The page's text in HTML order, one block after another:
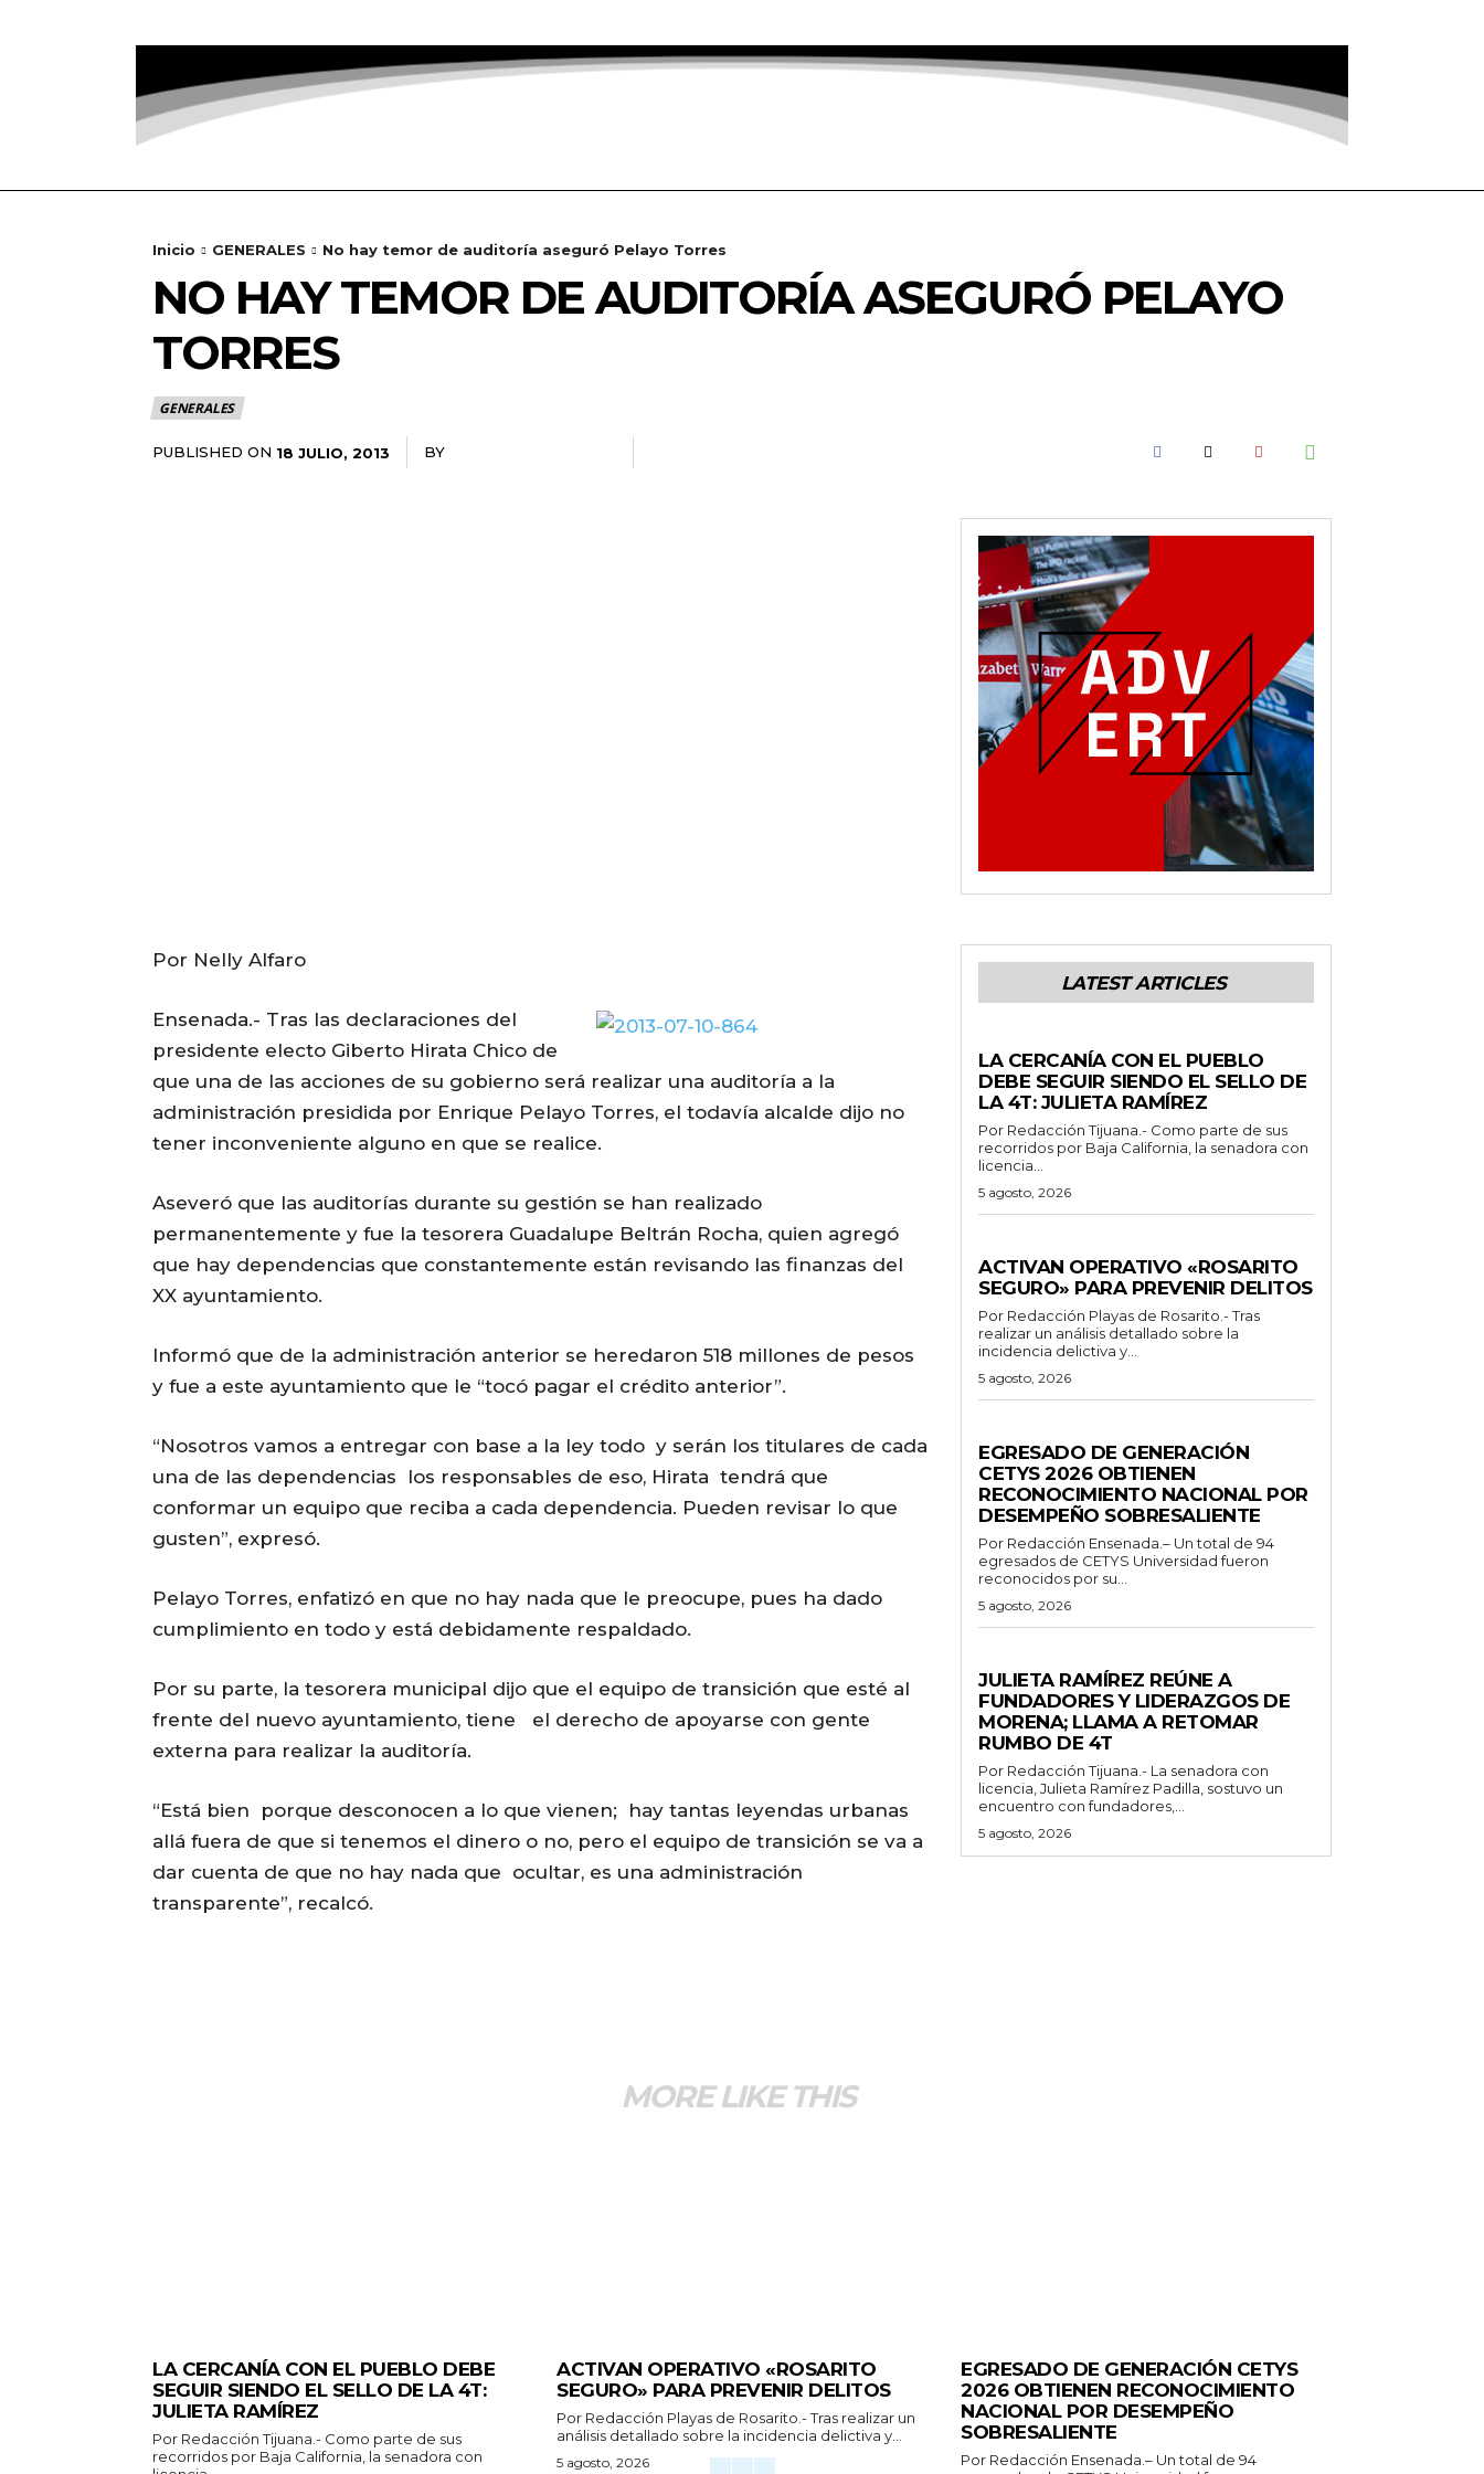
Inicio GENERALES No hay temor de auditoría aseguró Pelayo Torres
NO HAY TEMOR DE AUDITORÍA ASEGURÓ PELAYO
TORRES
GENERALES
PUBLISHED ON 18 JULIO, 2013 BY
Por Nelly Alfaro
Ensenada.- Tras las declaraciones del
presidente electo Giberto Hirata Chico de
que una de las acciones de su gobierno será realizar una auditoría a la
administración presidida por Enrique Pelayo Torres, el todavía alcalde dijo no
tener inconveniente alguno en que se realice.
Aseveró que las auditorías durante su gestión se han realizado
permanentemente y fue la tesorera Guadalupe Beltrán Rocha, quien agregó
que hay dependencias que constantemente están revisando las finanzas del
XX ayuntamiento.
Informó que de la administración anterior se heredaron 518 millones de pesos
y fue a este ayuntamiento que le “tocó pagar el crédito anterior”.
“Nosotros vamos a entregar con base a la ley todo y serán los titulares de cada
una de las dependencias los responsables de eso, Hirata tendrá que
conformar un equipo que reciba a cada dependencia. Pueden revisar lo que
gusten”, expresó.
Pelayo Torres, enfatizó en que no hay nada que le preocupe, pues ha dado
cumplimiento en todo y está debidamente respaldado.
Por su parte, la tesorera municipal dijo que el equipo de transición que esté al
frente del nuevo ayuntamiento, tiene el derecho de apoyarse con gente
externa para realizar la auditoría.
“Está bien porque desconocen a lo que vienen; hay tantas leyendas urbanas
allá fuera de que si tenemos el dinero o no, pero el equipo de transición se va a
dar cuenta de que no hay nada que ocultar, es una administración
transparente”, recalcó.
LATEST ARTICLES
LA CERCANÍA CON EL PUEBLO
DEBE SEGUIR SIENDO EL SELLO DE
LA 4T: JULIETA RAMÍREZ
Por Redacción Tijuana.- Como parte de sus
recorridos por Baja California, la senadora con
licencia...
5 agosto, 2026
ACTIVAN OPERATIVO «ROSARITO
SEGURO» PARA PREVENIR DELITOS
Por Redacción Playas de Rosarito.- Tras
realizar un análisis detallado sobre la
incidencia delictiva y...
5 agosto, 2026
EGRESADO DE GENERACIÓN
CETYS 2026 OBTIENEN
RECONOCIMIENTO NACIONAL POR
DESEMPEÑO SOBRESALIENTE
Por Redacción Ensenada.– Un total de 94
egresados de CETYS Universidad fueron
reconocidos por su...
5 agosto, 2026
JULIETA RAMÍREZ REÚNE A
FUNDADORES Y LIDERAZGOS DE
MORENA; LLAMA A RETOMAR
RUMBO DE 4T
Por Redacción Tijuana.- La senadora con
licencia, Julieta Ramírez Padilla, sostuvo un
encuentro con fundadores,...
5 agosto, 2026
MORE LIKE THIS
LA CERCANÍA CON EL PUEBLO DEBE
SEGUIR SIENDO EL SELLO DE LA 4T:
JULIETA RAMÍREZ
Por Redacción Tijuana.- Como parte de sus
recorridos por Baja California, la senadora con
ACTIVAN OPERATIVO «ROSARITO
SEGURO» PARA PREVENIR DELITOS
Por Redacción Playas de Rosarito.- Tras realizar un
análisis detallado sobre la incidencia delictiva y...
5 agosto, 2026
EGRESADO DE GENERACIÓN CETYS
2026 OBTIENEN RECONOCIMIENTO
NACIONAL POR DESEMPEÑO
SOBRESALIENTE
Por Redacción Ensenada.– Un total de 94